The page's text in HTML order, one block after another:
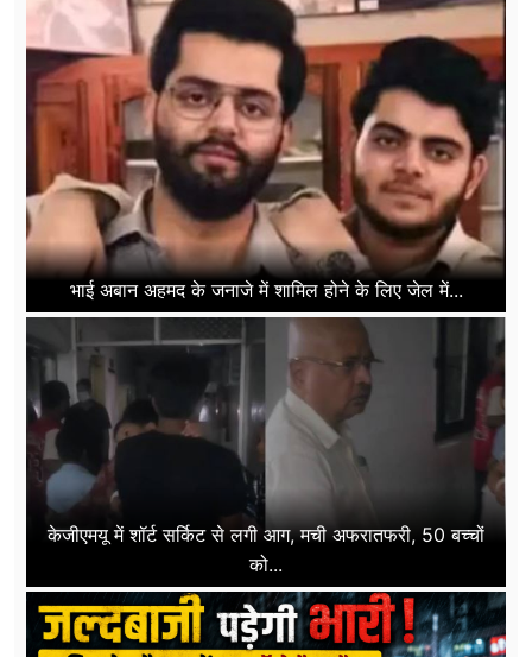
भाई अबान अहमद के जनाजे में शामिल होने के लिए जेल में...
केजीएमयू में शॉर्ट सर्किट से लगी आग, मची अफरातफरी, 50 बच्चों
को...